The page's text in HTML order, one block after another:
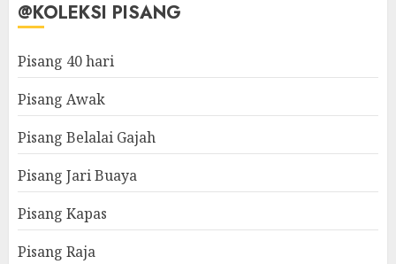
@KOLEKSI PISANG
Pisang 40 hari
Pisang Awak
Pisang Belalai Gajah
Pisang Jari Buaya
Pisang Kapas
Pisang Raja